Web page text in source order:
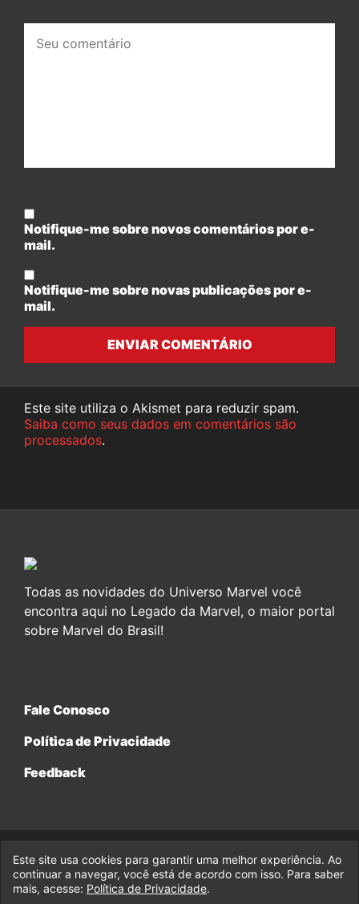
comentário:
Notifique-me sobre novos comentários por e-
mail.
Notifique-me sobre novas publicações por e-
mail.
ENVIAR COMENTÁRIO
Este site utiliza o Akismet para reduzir spam.
Saiba como seus dados em comentários são
processados.
Todas as novidades do Universo Marvel você
encontra aqui no Legado da Marvel, o maior portal
sobre Marvel do Brasil!
Fale Conosco
Política de Privacidade
Feedback
© 2017-2026 Legado da Marvel, uma empresa da Legado
Enterprises.
Este site usa cookies para garantir uma melhor experiência. Ao
continuar a navegar, você está de acordo com isso. Para saber
mais, acesse: Política de Privacidade.